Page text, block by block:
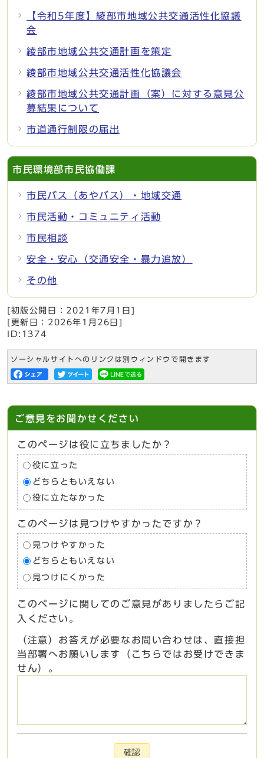
【令和5年度】綾部市地域公共交通活性化協議
会
綾部市地域公共交通計画を策定
綾部市地域公共交通活性化協議会
綾部市地域公共交通計画（案）に対する意見公
募結果について
市道通行制限の届出
市民環境部市民協働課
市民バス（あやバス）・地域交通
市民活動・コミュニティ活動
市民相談
安全・安心（交通安全・暴力追放）
その他
[初版公開日： 2021年7月1日
[更新日： 2026年1月26日
ID:1374
ソーシャルサイトへのリンクは別ウィンドウで開きます
ご意見をお聞かせください
このページは役に立ちましたか？
役に立った
どちらともいえない
役に立たなかった
このページは見つけやすかったですか？
見つけやすかった
どちらともいえない
見つけにくかった
このページに関してのご意見がありましたらご記
入ください。
（注意）お答えが必要なお問い合わせは、直接担
当部署へお願いします（こちらではお受けできま
せん）。
確認